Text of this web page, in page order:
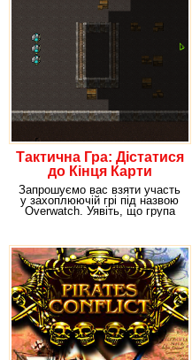
Тактична Гра: Дістатися
до Кінця Карти
Запрошуємо вас взяти участь
у захоплюючій грі під назвою
Overwatch. Уявіть, що група